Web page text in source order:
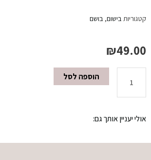
קטגוריות בישום, בושם
₪49.00
כמות הוספה לסל
אולי יעניין אותך גם: